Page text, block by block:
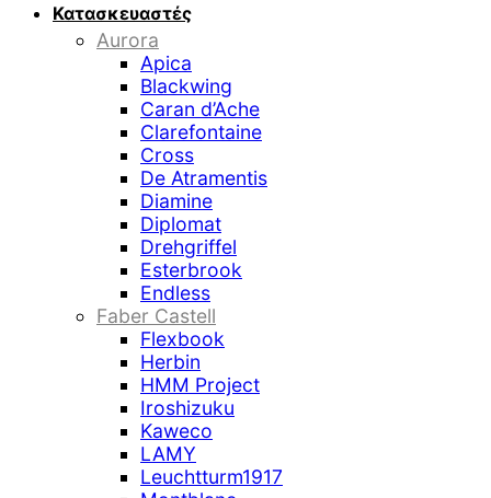
Κατασκευαστές
Aurora
Apica
Blackwing
Caran d’Ache
Clarefontaine
Cross
De Atramentis
Diamine
Diplomat
Drehgriffel
Esterbrook
Endless
Faber Castell
Flexbook
Herbin
HMM Project
Iroshizuku
Kaweco
LAMY
Leuchtturm1917